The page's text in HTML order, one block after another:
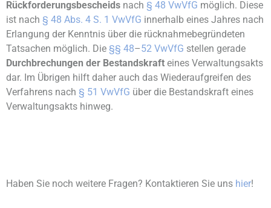
Rückforderungsbescheids nach § 48 VwVfG möglich. Diese
ist nach § 48 Abs. 4 S. 1 VwVfG innerhalb eines Jahres nach
Erlangung der Kenntnis über die rücknahmebegründeten
Tatsachen möglich. Die §§ 48–52 VwVfG stellen gerade
Durchbrechungen der Bestandskraft eines Verwaltungsakts
dar. Im Übrigen hilft daher auch das Wiederaufgreifen des
Verfahrens nach § 51 VwVfG über die Bestandskraft eines
Verwaltungsakts hinweg.
Haben Sie noch weitere Fragen? Kontaktieren Sie uns hier!